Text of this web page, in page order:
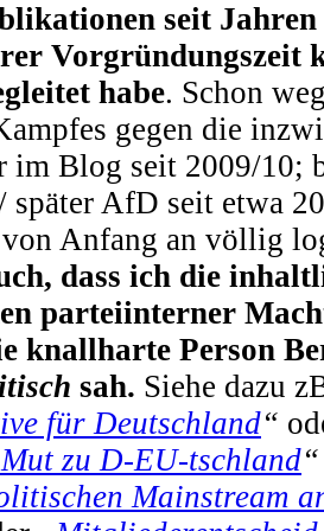
seit
Vorgründungszeit
habe. Schon
gegen die
im Blog seit 2009/10;
AfD seit etwa
von Anfang an völlig
dass ich die
parteiinterner
knallharte Person
sah. Siehe dazu
für Deutschland“
zu D-EU-tschland“
Mainstream